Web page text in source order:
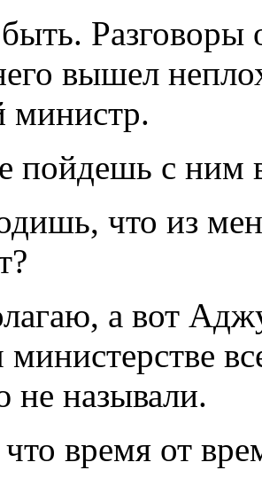
Разговоры
вышел
министр.
пойдешь с ним
что из
а вот
называли.
время от